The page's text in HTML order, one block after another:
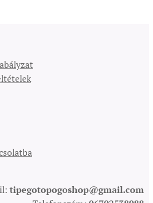
tipegotopogoshop@gmail.com